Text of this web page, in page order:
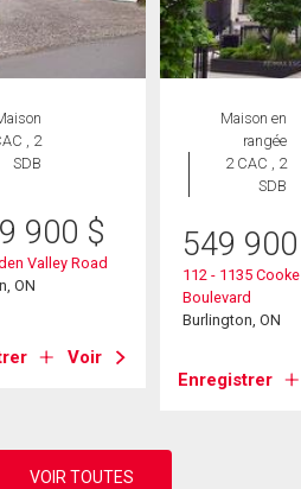
, 2
SDB
900 $
Valley Road
ON
Voir
Maison en
rangée
2 CAC , 2
SDB
549 900
112 - 1135 Cooke
Boulevard
Burlington, ON
Enregistrer